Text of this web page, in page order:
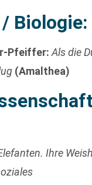
Biologie:
Pfeiffer: Als die
(Amalthea)
Ihre